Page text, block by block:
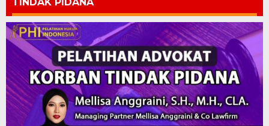
TINDAK PIDANA